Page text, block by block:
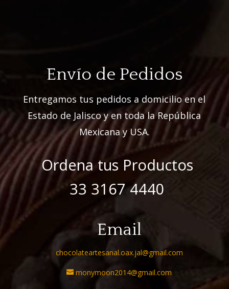
Envío de Pedidos
Entregamos tus pedidos a domicilio en el
Estado de Jalisco y en toda la República
Mexicana y USA.
Ordena tus Productos
33 3167 4440
Email
chocolateartesanal.oax.jal@gmail.com
monymoon2014@gmail.com